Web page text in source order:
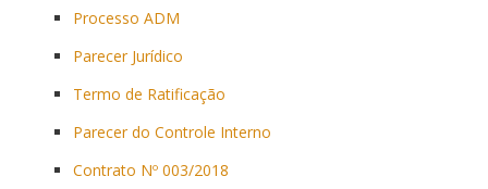
Processo ADM
Parecer Jurídico
Termo de Ratificação
Parecer do Controle Interno
Contrato Nº 003/2018